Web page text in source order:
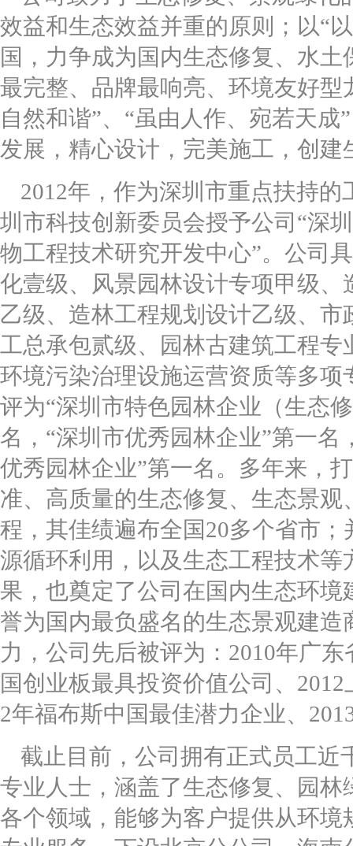
效益和生态效益并重的原则；以“
国，力争成为国内生态修复、水
最完整、品牌最响亮、环境友好
自然和谐”、“虽由人作、宛若天
发展，精心设计，完美施工，创
2012年，作为深圳市重点扶持的
圳市科技创新委员会授予公司“深
物工程技术研究开发中心”。公司
化壹级、风景园林设计专项甲级、
乙级、造林工程规划设计乙级、市
工总承包贰级、园林古建筑工程专
环境污染治理设施运营资质等多项
评为“深圳市特色园林企业（生态
名，“深圳市优秀园林企业”第一名
优秀园林企业”第一名。多年来，
准、高质量的生态修复、生态景
程，其佳绩遍布全国20多个省市
源循环利用，以及生态工程技术
果，也奠定了公司在国内生态环
誉为国内最负盛名的生态景观建
力，公司先后被评为：2010年广
国创业板最具投资价值公司、
2年福布斯中国最佳潜力企业、
截止目前，公司拥有正式员工近
专业人士，涵盖了生态修复、园
各个领域，能够为客户提供从环